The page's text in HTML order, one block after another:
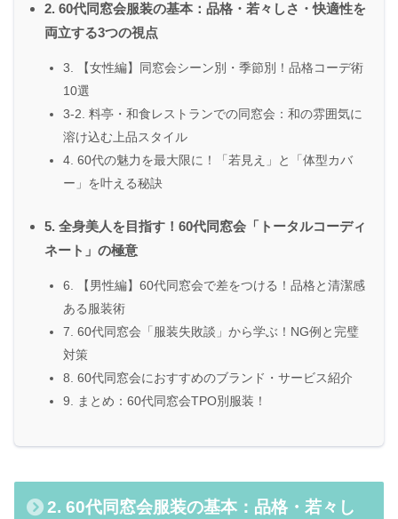
2. 60代同窓会服装の基本：品格・若々しさ・快適性を
両立する3つの視点
3. 【女性編】同窓会シーン別・季節別！品格コーデ術
10選
3-2. 料亭・和食レストランでの同窓会：和の雰囲気に
溶け込む上品スタイル
4. 60代の魅力を最大限に！「若見え」と「体型カバ
ー」を叶える秘訣
5. 全身美人を目指す！60代同窓会「トータルコーディ
ネート」の極意
6. 【男性編】60代同窓会で差をつける！品格と清潔感
ある服装術
7. 60代同窓会「服装失敗談」から学ぶ！NG例と完璧
対策
8. 60代同窓会におすすめのブランド・サービス紹介
9. まとめ：60代同窓会TPO別服装！
2. 60代同窓会服装の基本：品格・若々し